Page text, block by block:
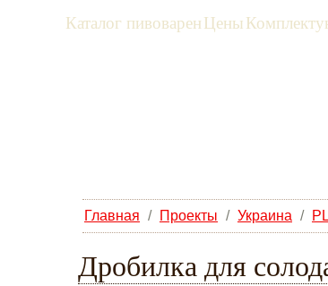
Каталог пивоваренЦены
Главная / Проекты / Украина /
Дробилка для